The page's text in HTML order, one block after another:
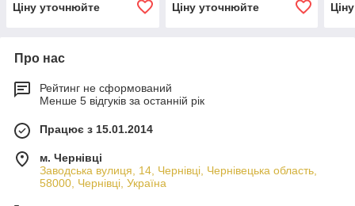
Ціну уточнюйте
Ціну уточнюйте
Про нас
Рейтинг не сформований
Менше 5 відгуків за останній рік
Працює з 15.01.2014
м. Чернівці
Заводська вулиця, 14, Чернівці, Чернівецька область,
58000, Чернівці, Україна